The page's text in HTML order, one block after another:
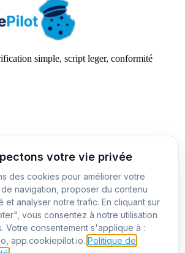
simple, script leger, conformité